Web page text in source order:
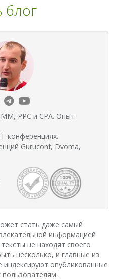
блог
PPC и CPA. Опыт
конференциях.
Guruconf, Dvoma,
стать даже самый
информацией
не находят своего
несколько, и главные из
индексируют опубликованные
пользователям.